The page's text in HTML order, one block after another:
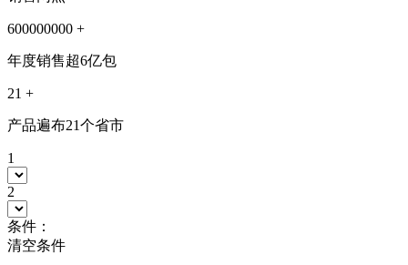
600000000 +
年度销售超6亿包
21 +
产品遍布21个省市
1
2
条件：
清空条件